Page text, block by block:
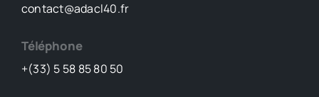
contact@adacl40.fr
Téléphone
+(33) 5 58 85 80 50